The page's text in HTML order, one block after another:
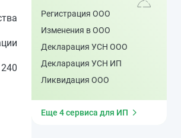
Регистрация ООО
Изменения в ООО
Декларация УСН ООО
Декларация УСН ИП
Ликвидация ООО
Еще 4 сервиса для ИП